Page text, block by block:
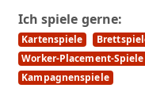
Ich spiele gerne:
Kartenspiele
Worker-Placement-Spiele
Kampagnenspiele